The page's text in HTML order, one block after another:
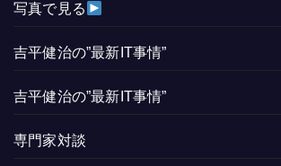
写真で見る
吉平健治の”最新IT事情”
吉平健治の”最新IT事情”
専門家対談